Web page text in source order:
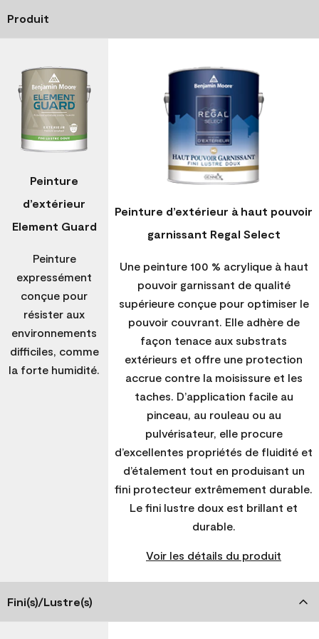
Produit
Peinture
d’extérieur
Element Guard
Peinture
expressément
conçue pour
résister aux
environnements
difficiles, comme
la forte humidité.
Peinture d’extérieur à haut pouvoir
garnissant Regal Select
Une peinture 100 % acrylique à haut
pouvoir garnissant de qualité
supérieure conçue pour optimiser le
pouvoir couvrant. Elle adhère de
façon tenace aux substrats
extérieurs et offre une protection
accrue contre la moisissure et les
taches. D’application facile au
pinceau, au rouleau ou au
pulvérisateur, elle procure
d’excellentes propriétés de fluidité et
d’étalement tout en produisant un
fini protecteur extrêmement durable.
Le fini lustre doux est brillant et
durable.
Voir les détails du produit
Fini(s)/Lustre(s)